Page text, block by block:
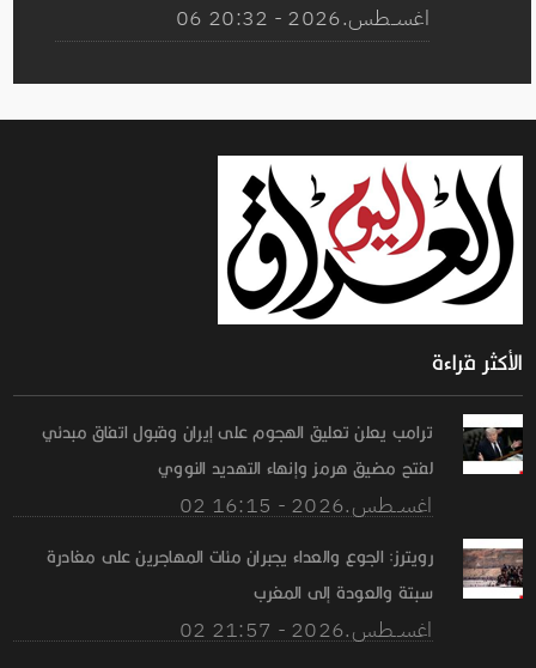
06 اغســطس.2026 - 20:32
الأكثر قراءة
ترامب يعلن تعليق الهجوم على إيران وقبول اتفاق مبدئي
لفتح مضيق هرمز وإنهاء التهديد النووي
02 اغســطس.2026 - 16:15
رويترز: الجوع والعداء يجبران مئات المهاجرين على مغادرة
سبتة والعودة إلى المغرب
02 اغســطس.2026 - 21:57